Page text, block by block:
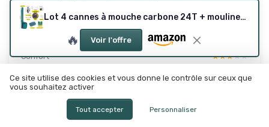
6.0/10 ★★★★★
★★★★★
Rapport qualité-prix
Confort
★★★★★
★★★★★
Lire le test produit complet
Lot 4 cannes à mouche carbone 24T + moulinet et étui (vert émeraude)
🔥 Voir l'offre
Ce site utilise des cookies et vous donne le contrôle sur ceux que
vous souhaitez activer
Tout accepter Personnaliser